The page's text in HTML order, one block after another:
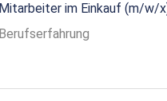
Mitarbeiter im Einkauf (m/w/
Berufserfahrung